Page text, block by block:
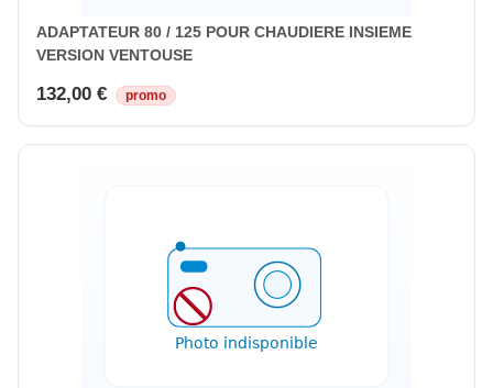
ADAPTATEUR 80 / 125 POUR CHAUDIERE INSIEME
VERSION VENTOUSE
132,00 € promo